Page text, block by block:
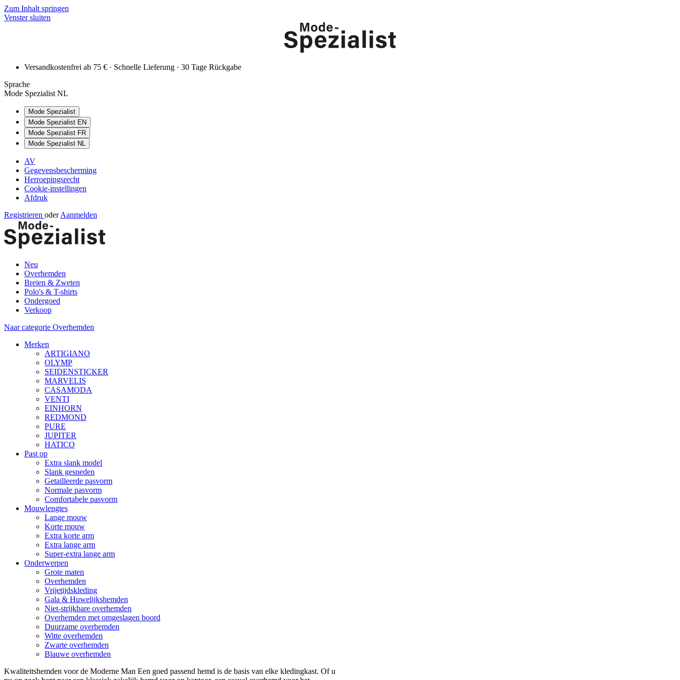
Zum Inhalt springen
Venster sluiten
Versandkostenfrei ab 75 € · Schnelle Lieferung · 30 Tage Rückgabe
Sprache
Mode Spezialist NL
Mode Spezialist
Mode Spezialist EN
Mode Spezialist FR
Mode Spezialist NL
AV
Gegevensbescherming
Herroepingsrecht
Cookie-instellingen
Afdruk
Registrieren oder Aanmelden
Neu
Overhemden
Breien & Zweten
Polo's & T-shirts
Ondergoed
Verkoop
Naar categorie Overhemden
Merken
ARTIGIANO
OLYMP
SEIDENSTICKER
MARVELIS
CASAMODA
VENTI
EINHORN
REDMOND
PURE
JUPITER
HATICO
Past op
Extra slank model
Slank gesneden
Getailleerde pasvorm
Normale pasvorm
Comfortabele pasvorm
Mouwlengtes
Lange mouw
Korte mouw
Extra korte arm
Extra lange arm
Super-extra lange arm
Onderwerpen
Grote maten
Overhemden
Vrijetijdskleding
Gala & Huwelijkshemden
Niet-strijkbare overhemden
Overhemden met omgeslagen boord
Duurzame overhemden
Witte overhemden
Zwarte overhemden
Blauwe overhemden
Kwaliteitshemden voor de Moderne Man Een goed passend hemd is de basis van elke kledingkast. Of u